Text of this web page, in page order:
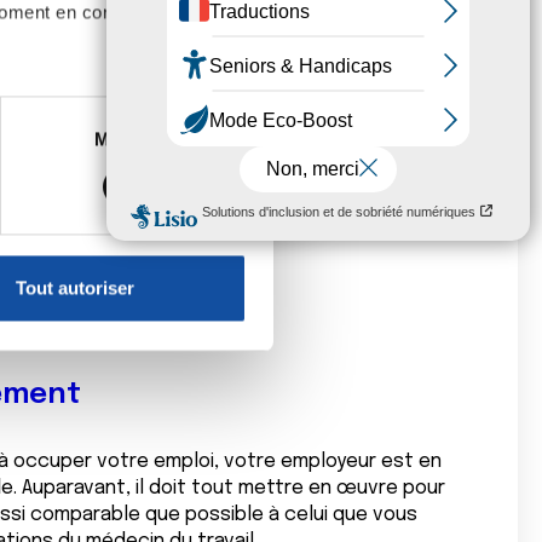
en consultant la
à plusieurs mètres près
reportez-vous à lasection «
sur les cookies.
Marketing
Tout autoriser
collective, celle-ci peut prévoir une garantie de
cas de licenciement (indemnités légales et/ou
:
inapte) ;
dans l’entreprise).
occuper votre emploi, votre employeur est en
Auparavant, il doit tout mettre en œuvre pour
comparable que possible à celui que vous